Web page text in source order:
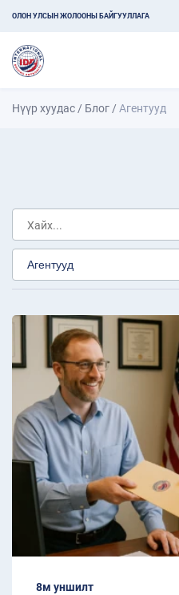
ОЛОН УЛСЫН ЖОЛООНЫ БАЙГУУЛЛАГА
Нүүр хуудас / Блог /Агентууд
8м уншилт